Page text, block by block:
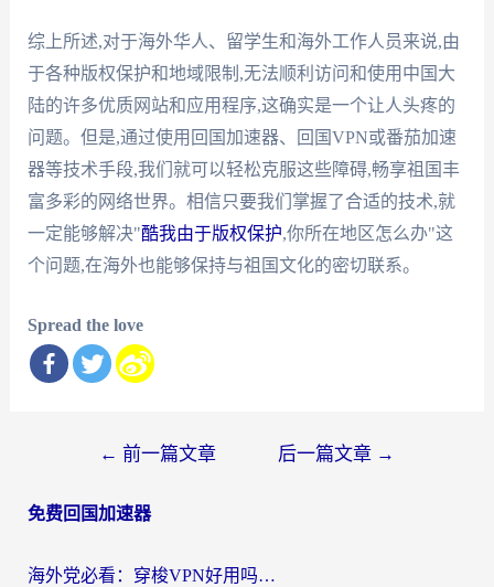
综上所述,对于海外华人、留学生和海外工作人员来说,由
于各种版权保护和地域限制,无法顺利访问和使用中国大
陆的许多优质网站和应用程序,这确实是一个让人头疼的
问题。但是,通过使用回国加速器、回国VPN或番茄加速
器等技术手段,我们就可以轻松克服这些障碍,畅享祖国丰
富多彩的网络世界。相信只要我们掌握了合适的技术,就
一定能够解决"酷我由于版权保护,你所在地区怎么办"这
个问题,在海外也能够保持与祖国文化的密切联系。
Spread the love
导
← 前一篇文章 后一篇文章 →
免费回国加速器
海外党必看：穿梭VPN好用吗？和云帆VPN对比哪个回国效果更好？附真实测评+避坑指南